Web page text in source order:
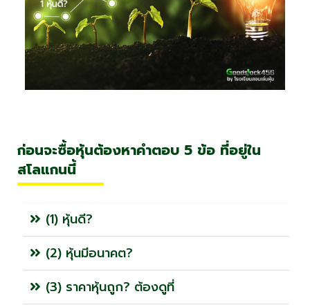
ก่อนจะซื้อหุ้นต้องหาคำตอบ 5 ข้อ ที่อยู่ใน
สโลแกนนี้
(1) หุ้นดี?
(2) หุ้นมีอนาคต?
(3) ราคาหุ้นถูก? ต้องดูที่